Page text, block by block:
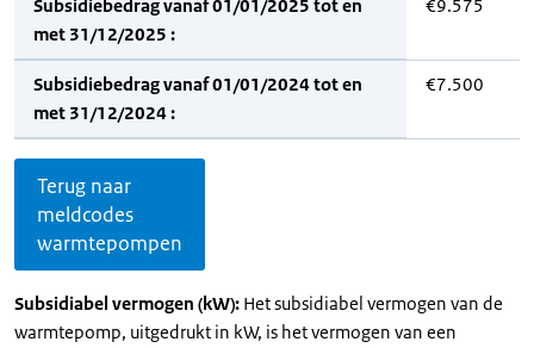
Subsidiebedrag vanaf 01/01/2025 tot en
met 31/12/2025 :
€9.575
Subsidiebedrag vanaf 01/01/2024 tot en
met 31/12/2024 :
€7.500
Terug naar
meldcodes
warmtepompen
Subsidiabel vermogen (kW): Het subsidiabel vermogen van de
warmtepomp, uitgedrukt in kW, is het vermogen van een